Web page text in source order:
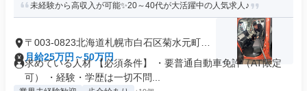
未経験から高収入が可能✨20～40代が大活躍中の人気求人♪
〒003-0823北海道札幌市白石区菊水元町三
条
月給25万円～50万円
求めている人材 【必須条件】 ・要普通自動車免許（AT限定
可） ・経験・学歴は一切不問...